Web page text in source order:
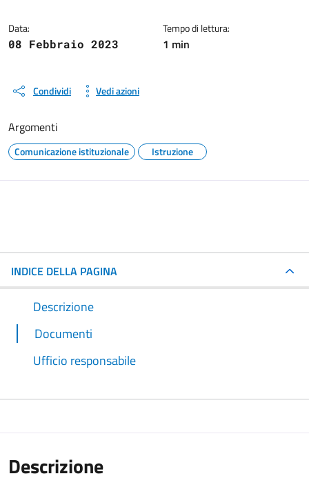
Data:
08 Febbraio 2023
Tempo di lettura:
1 min
Condividi Vedi azioni
Argomenti
Comunicazione istituzionale Istruzione
INDICE DELLA PAGINA
Descrizione
Documenti
Ufficio responsabile
Descrizione